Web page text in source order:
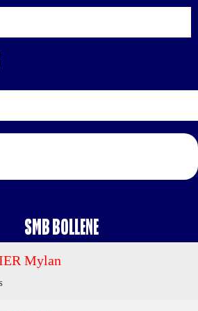
SMB BOLLENE
Mylan